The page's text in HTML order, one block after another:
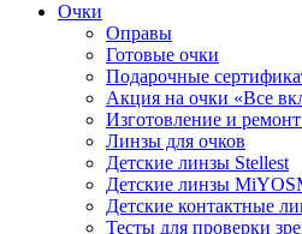
Очки
Оправы
Готовые очки
Подарочные
Акция на очки «Все
Изготовление и
Линзы для очков
Детские линзы Stellest
Детские линзы
Детские контактные
Тесты для проверки